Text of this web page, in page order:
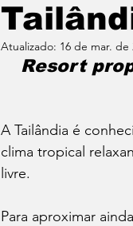
Atualizado: 16 de mar. de
Resort
A Tailândia é
clima tropical
livre.
Para aproximar